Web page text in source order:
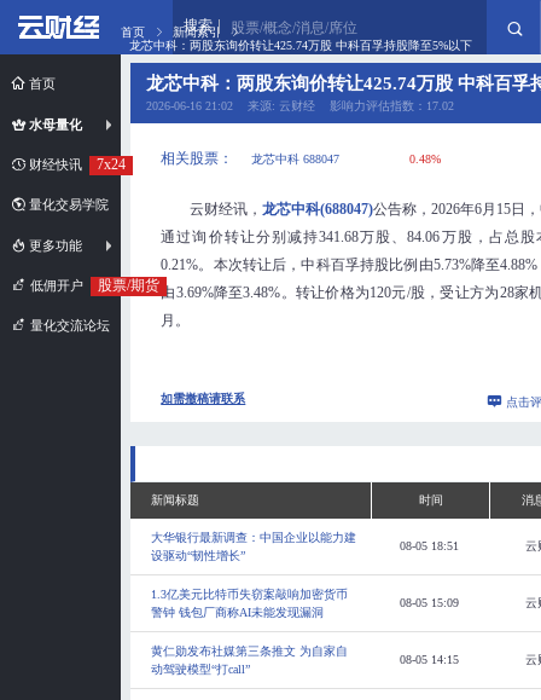
首页
水母量化
财经快讯 7x24
量化交易学院
更多功能
低佣开户 股票/期货
量化交流论坛
首页
新闻索引
龙芯中科：两股东询价转让425.74万股 中科百孚持股降至5%以下
搜索 股票/概念/消息/席位
龙芯中科：两股东询价转让425.74万股 中科百孚
2026-06-16 21:02 来源: 云财经 影响力评估指数：17.02
相关股票： 龙芯中科 688047 0.48%
云财经讯， 龙芯中科(688047)公告称，2026年6月15日
通过询价转让分别减持341.68万股、84.06万股，占总股
0.21%。本次转让后，中科百孚持股比例由5.73%降至
由3.69%降至3.48%。转让价格为120元/股，受让方为28家
月。
如需撤稿请联系 点击
新闻标题 时间 消
大华银行最新调查：中国企业以能力建
设驱动“韧性增长”
08-05 18:51 云
1.3亿美元比特币失窃案敲响加密货币
警钟 钱包厂商称AI未能发现漏洞
08-05 15:09 云
黄仁勋发布社媒第三条推文 为自家自
动驾驶模型“打call”
08-05 14:15 云